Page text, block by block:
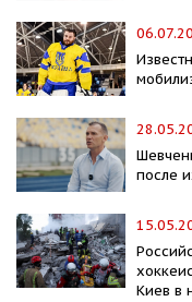
после
Киев в